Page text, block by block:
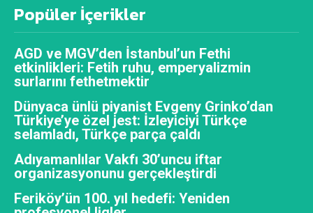
Popüler İçerikler
AGD ve MGV’den İstanbul’un Fethi
etkinlikleri: Fetih ruhu, emperyalizmin
surlarını fethetmektir
Dünyaca ünlü piyanist Evgeny Grinko’dan
Türkiye’ye özel jest: İzleyiciyi Türkçe
selamladı, Türkçe parça çaldı
Adıyamanlılar Vakfı 30’uncu iftar
organizasyonunu gerçekleştirdi
Feriköy’ün 100. yıl hedefi: Yeniden